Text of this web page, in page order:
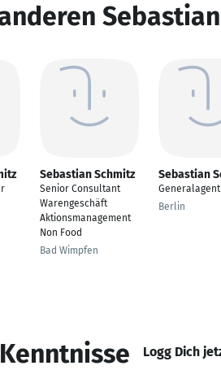
Sebastian Schmitz
Senior Consultant
Warengeschäft
Aktionsmanagement
Non Food
Bad Wimpfen
Sebastian
Berlin
Logg Dich